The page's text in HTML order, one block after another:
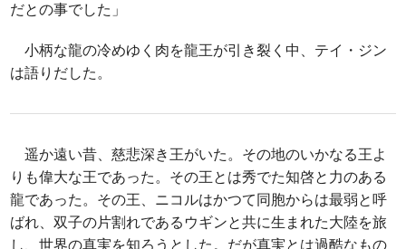
だとの事でした」
小柄な龍の冷めゆく肉を龍王が引き裂く中、テイ・ジン
は語りだした。
遥か遠い昔、慈悲深き王がいた。その地のいかなる王よ
りも偉大な王であった。その王とは秀でた知啓と力のある
龍であった。その王、ニコルはかつて同胞からは最弱と呼
ばれ、双子の片割れであるウギンと共に生まれた大陸を旅
し、世界の真実を知ろうとした。だが真実とは過酷なもの